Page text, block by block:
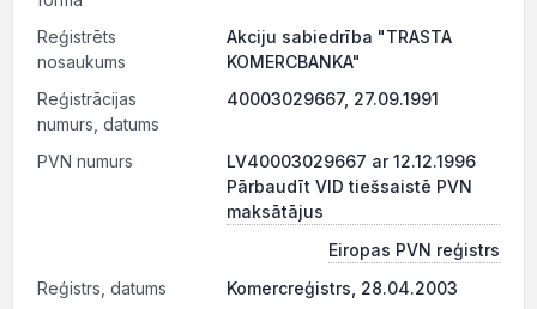
Reģistrēts
nosaukums
Akciju sabiedrība "TRASTA
KOMERCBANKA"
Reģistrācijas
numurs, datums
40003029667, 27.09.1991
PVN numurs
LV40003029667 ar 12.12.1996
Pārbaudīt VID tiešsaistē PVN
maksātājus
Eiropas PVN reģistrs
Reģistrs, datums
Komercreģistrs, 28.04.2003